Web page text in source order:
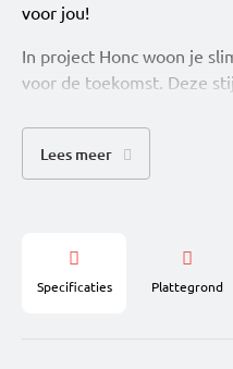
voor jou!
In project Honc woon je
voor de toekomst. Deze
professionals en iedereen
wonen zonder gedoe.
keuken en sanitair tot
met gezamenlijke
fietsenstalling.
Lees meer
Specificaties Plattegrond